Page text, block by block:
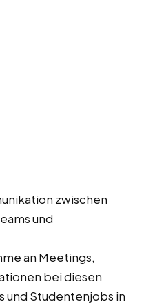
zwischen
und
an Meetings,
bei diesen
und Studentenjobs in